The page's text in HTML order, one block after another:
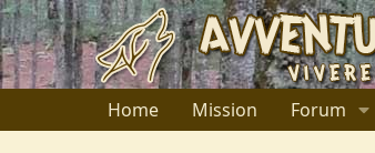
Home Mission Forum